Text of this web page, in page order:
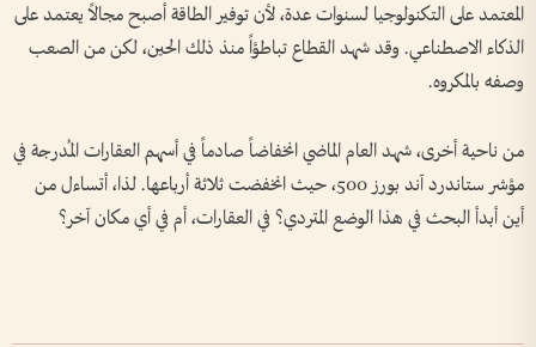
المعتمد على التكنولوجيا لسنوات عدة، لأن توفير الطاقة أصبح مجالاً يعتمد على
الذكاء الاصطناعي. وقد شهد القطاع تباطؤاً منذ ذلك الحين، لكن من الصعب
وصفه بالمكروه.
من ناحية أخرى، شهد العام الماضي انخفاضاً صادماً في أسهم العقارات المُدرجة في
مؤشر ستاندرد آند بورز 500، حيث انخفضت ثلاثة أرباعها. لذا، أتساءل من
أين أبدأ البحث في هذا الوضع المتردي؟ في العقارات، أم في أي مكان آخر؟